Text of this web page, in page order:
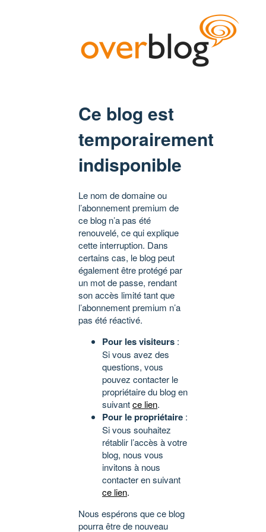
Ce blog est
temporairement
indisponible
Le nom de domaine ou
l’abonnement premium de
ce blog n’a pas été
renouvelé, ce qui explique
cette interruption. Dans
certains cas, le blog peut
également être protégé par
un mot de passe, rendant
son accès limité tant que
l’abonnement premium n’a
pas été réactivé.
Pour les visiteurs :
Si vous avez des
questions, vous
pouvez contacter le
propriétaire du blog en
suivantce lien.
Pour le propriétaire :
Si vous souhaitez
rétablir l’accès à votre
blog, nous vous
invitons à nous
contacter en suivant
ce lien.
Nous espérons que ce blog
pourra être de nouveau